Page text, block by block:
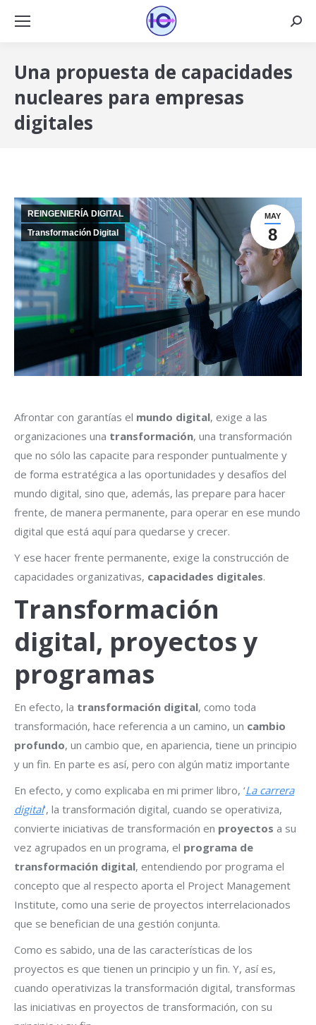
Una propuesta de capacidades
nucleares para empresas
digitales
MAY
8
REINGENIERÍA DIGITAL
Transformación Digital
Afrontar con garantías el mundo digital, exige a las
organizaciones una transformación, una transformación
que no sólo las capacite para responder puntualmente y
de forma estratégica a las oportunidades y desafíos del
mundo digital, sino que, además, las prepare para hacer
frente, de manera permanente, para operar en ese mundo
digital que está aquí para quedarse y crecer.
Y ese hacer frente permanente, exige la construcción de
capacidades organizativas, capacidades digitales.
Transformación
digital, proyectos y
programas
En efecto, la transformación digital, como toda
transformación, hace referencia a un camino, un cambio
profundo, un cambio que, en apariencia, tiene un principio
y un fin. En parte es así, pero con algún matiz importante
En efecto, y como explicaba en mi primer libro, ‘La carrera
digital‘, la transformación digital, cuando se operativiza,
convierte iniciativas de transformación en proyectos a su
vez agrupados en un programa, el programa de
transformación digital, entendiendo por programa el
concepto que al respecto aporta el Project Management
Institute, como una serie de proyectos interrelacionados
que se benefician de una gestión conjunta.
Como es sabido, una de las características de los
proyectos es que tienen un principio y un fin. Y, así es,
cuando operativizas la transformación digital, transformas
las iniciativas en proyectos de transformación, con su